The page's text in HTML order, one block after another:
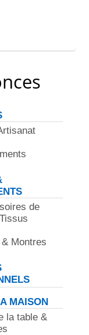
de
Montres
MAISON
la table &